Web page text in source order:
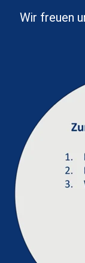
Wir freuen